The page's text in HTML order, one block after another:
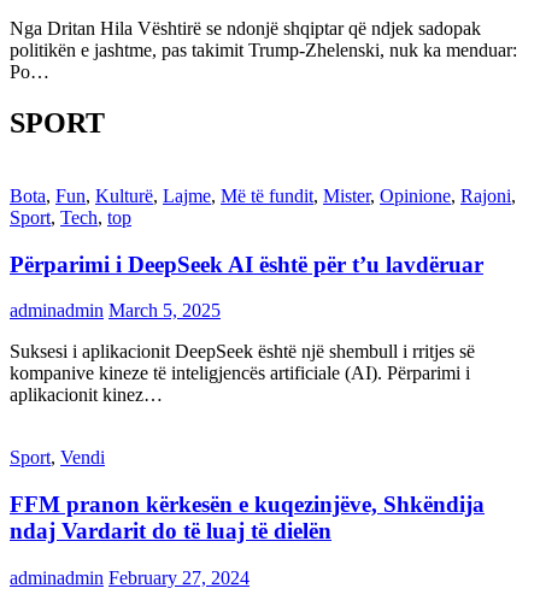
Nga Dritan Hila Vështirë se ndonjë shqiptar që ndjek sadopak
politikën e jashtme, pas takimit Trump-Zhelenski, nuk ka menduar:
Po…
SPORT
Bota, Fun, Kulturë, Lajme, Më të fundit, Mister, Opinione, Rajoni,
Sport, Tech, top
Përparimi i DeepSeek AI është për t’u lavdëruar
adminadmin March 5, 2025
Suksesi i aplikacionit DeepSeek është një shembull i rritjes së
kompanive kineze të inteligjencës artificiale (AI). Përparimi i
aplikacionit kinez…
Sport, Vendi
FFM pranon kërkesën e kuqezinjëve, Shkëndija
ndaj Vardarit do të luaj të dielën
adminadmin February 27, 2024